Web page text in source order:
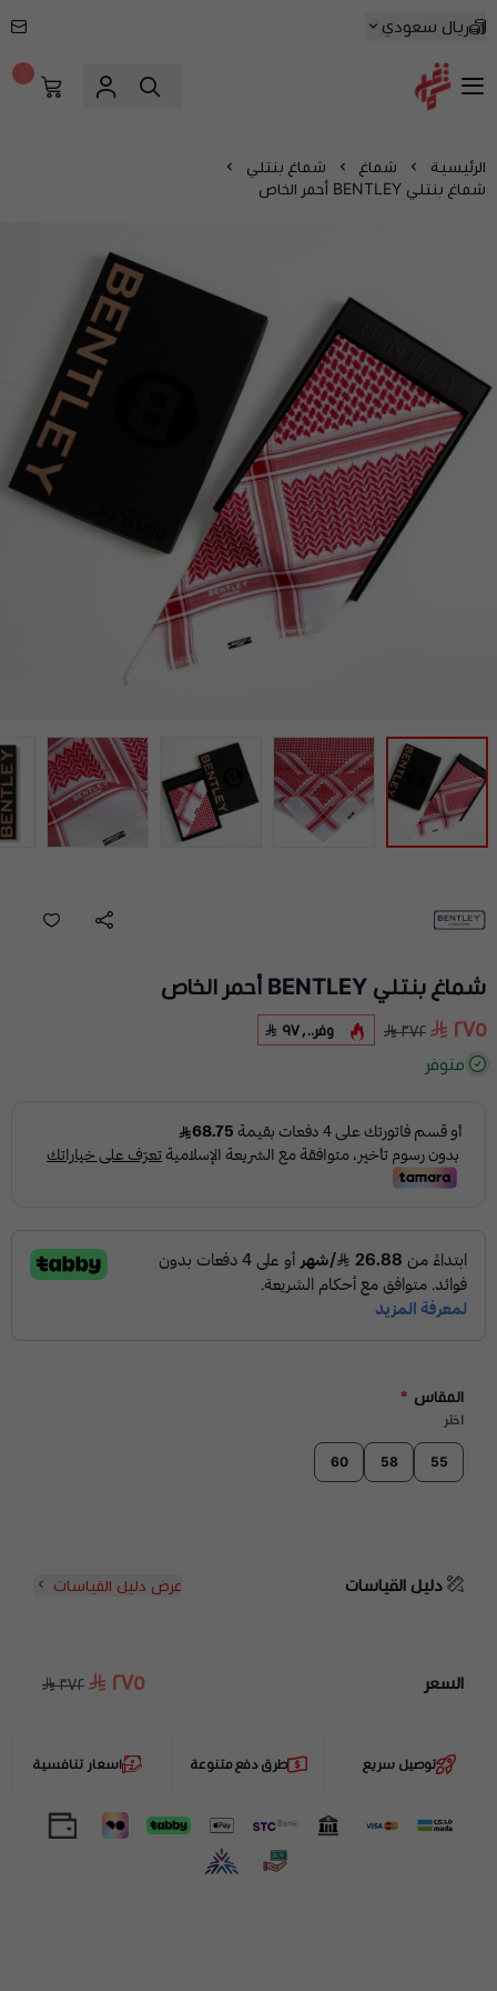
ريال سعودي
شماغ شوب | أفضل متجر شماغ في السعودية
الرئيسية شماغ
شماغ بنتلي
شماغ بنتلي BENTLEY أحمر الخاص
شماغ بنتلي BENTLEY أحمر الخاص
٢٧٥
٣٧٢ وفر ٩٧٫٠٠
متوفر
المقاس *
اختر
55
58
60
دليل القياسات عرض دليل القياسات
السعر ٢٧٥ ٣٧٢
توصيل سريع طرق دفع متنوعة اسعار تنافسية